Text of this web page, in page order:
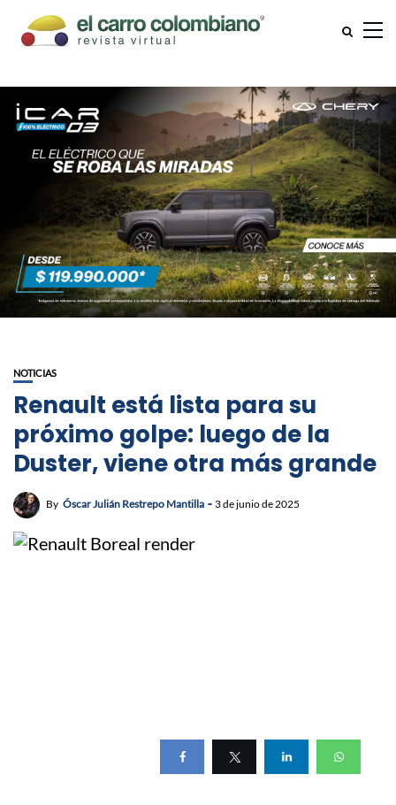
NOTICIAS
Renault está lista para su
próximo golpe: luego de la
Duster, viene otra más grande
By Óscar Julián Restrepo Mantilla 3 de junio de 2025